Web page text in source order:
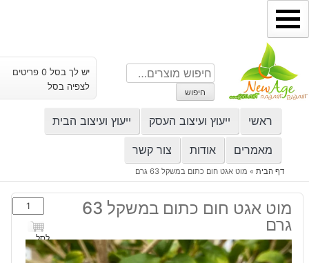
דילוג
לתוכן
חיפוש
עבור:
חיפוש
יש לך בסל 0 פריטים
לצפיה בסל
ראשי ייעוץ ועיצוב העסק ייעוץ ועיצוב הבית
מאמרים אודות צור קשר
דף הבית» מוט אגט חום כתום במשקל 63 גרם
מוט אגט חום כתום במשקל 63
גרם
כמות
של
מוט
אגט
לסל